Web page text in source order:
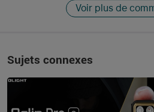
Voir plus de
Sujets connexes